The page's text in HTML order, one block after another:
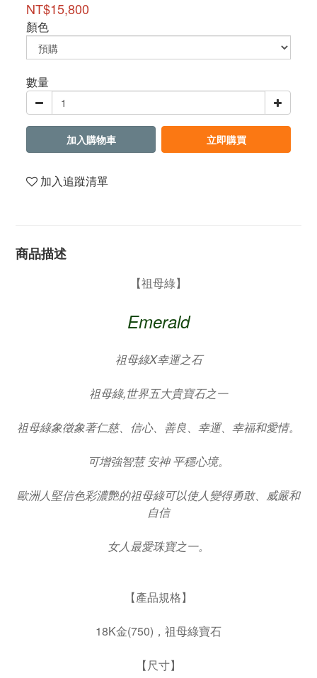
NT$15,800
顏色
數量
加入購物車 立即購買
加入追蹤清單
商品描述
【祖母綠】
Emerald
祖母綠X幸運之石
祖母綠,世界五大貴寶石之一
祖母綠象徵象著仁慈、信心、善良、幸運、幸福和愛情。
可增強智慧 安神 平穩心境。
歐洲人堅信色彩濃艷的祖母綠可以使人變得勇敢、威嚴和
自信
女人最愛珠寶之一。
【產品規格】
18K金(750)，祖母綠寶石
【尺寸】